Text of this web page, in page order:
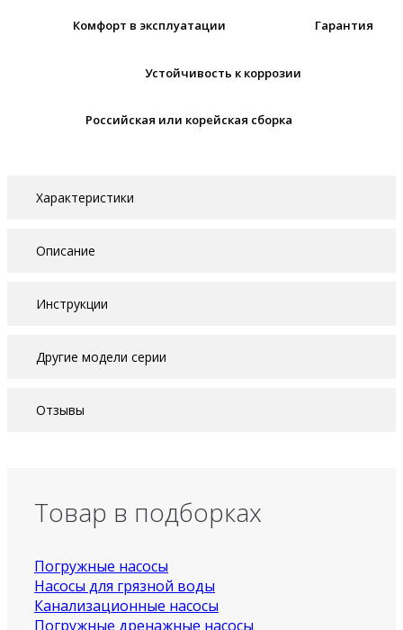
Комфорт в эксплуатации Гарантия
Устойчивость к коррозии
Российская или корейская сборка
Характеристики
Описание
Инструкции
Другие модели серии
Отзывы
Товар в подборках
Погружные насосы
Насосы для грязной воды
Канализационные насосы
Погружные дренажные насосы